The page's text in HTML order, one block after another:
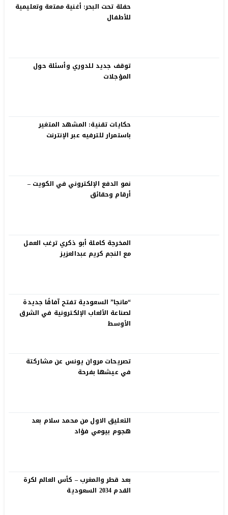
حفلة تحت البحر: أغنية ممتعة وتعليمية
للأطفال
توقف جديد للدوري وأسئلة حول
المؤجلات
حكايات تقنية: المشهد المتغير
باستمرار للترفيه عبر الإنترنت
نمو الدفع الإلكتروني في الكويت –
أرقام وحقائق
المخرجة كاملة أبو ذكري ترغب العمل
مع النجم كريم عبدالعزيز
“مانجا” السعودية تفتح آفاقًا جديدة
لصناعة الألعاب الإلكترونية في الشرق
الأوسط
تصريحات مروان يونس عن مشاركتة
في عيشها بفرحة
التعليق الاول من محمد سلام بعد
هجوم بيومي فؤاد
بعد قطر والمغرب – كأس العالم لكرة
القدم 2034 السعودية